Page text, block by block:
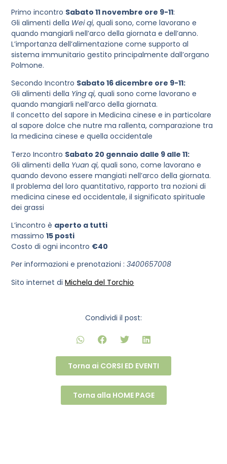
Primo incontro Sabato 11 novembre ore 9-11:
Gli alimenti della Wei qi, quali sono, come lavorano e
quando mangiarli nell’arco della giornata e dell’anno.
L’importanza dell’alimentazione come supporto al
sistema immunitario gestito principalmente dall’organo
Polmone.
Secondo Incontro Sabato 16 dicembre ore 9-11:
Gli alimenti della Ying qi, quali sono come lavorano e
quando mangiarli nell’arco della giornata.
Il concetto del sapore in Medicina cinese e in particolare
al sapore dolce che nutre ma rallenta, comparazione tra
la medicina cinese e quella occidentale
Terzo Incontro Sabato 20 gennaio dalle 9 alle 11:
Gli alimenti della Yuan qi, quali sono, come lavorano e
quando devono essere mangiati nell’arco della giornata.
Il problema del loro quantitativo, rapporto tra nozioni di
medicina cinese ed occidentale, il significato spirituale
dei grassi
L’incontro è aperto a tutti
massimo15 posti
Costo di ogni incontro €40
Per informazioni e prenotazioni :3400657008
Sito internet diMichela del Torchio
Condividi il post:
Torna ai CORSI ED EVENTI
Torna alla HOME PAGE